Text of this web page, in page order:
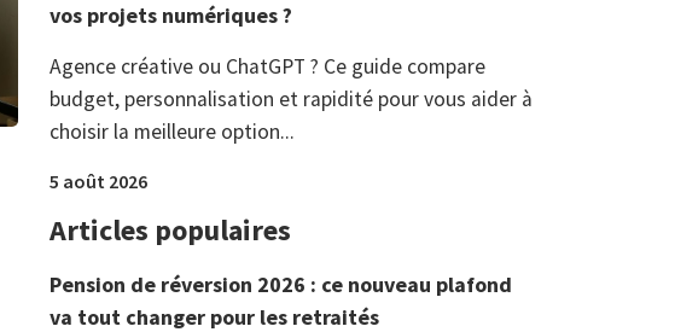
vos projets numériques ?
Agence créative ou ChatGPT ? Ce guide compare
budget, personnalisation et rapidité pour vous aider à
choisir la meilleure option...
5 août 2026
Articles populaires
Pension de réversion 2026 : ce nouveau plafond
va tout changer pour les retraités